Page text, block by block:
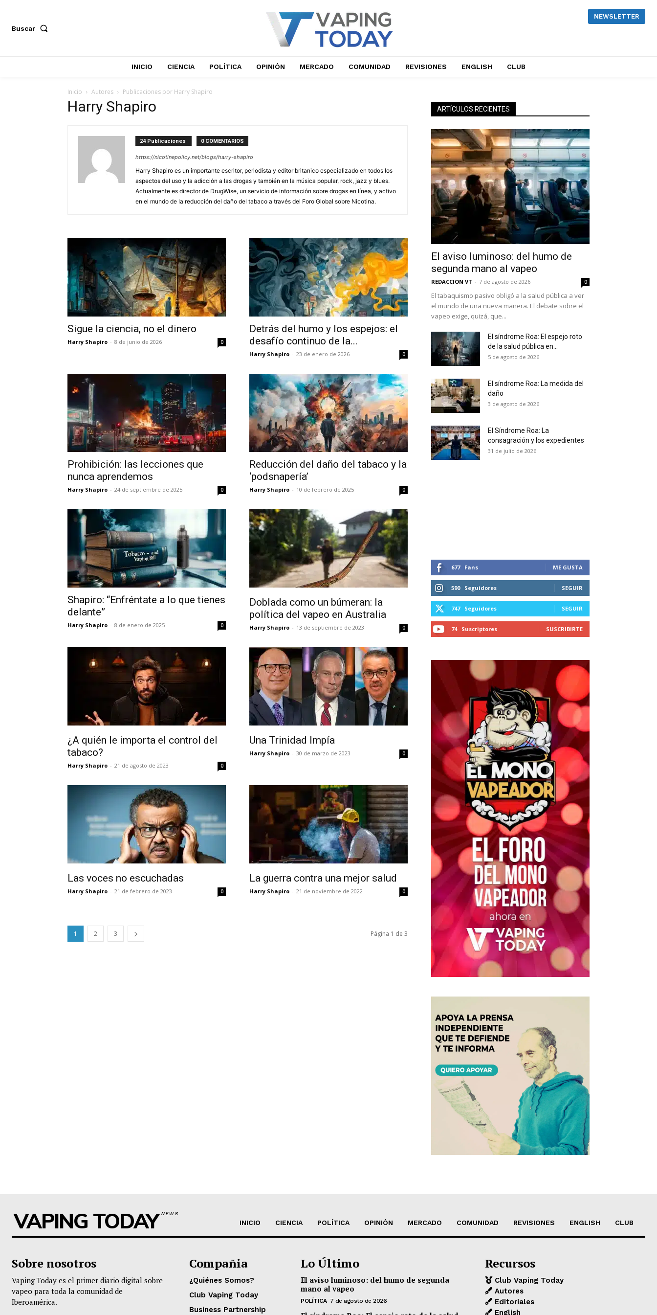
No te pierdas de las últimas
noticias
Suscríbete a nuestro boletín diario y recibe todas las
noticias del vapeo y la reducción de daños en tu correo
electrónico.
Subscribe to our daily clipping and receive all the news
of vaping and tobacco harm reduction in your email.
Buscar
NEWSLETTER
INICIO CIENCIA POLÍTICA OPINIÓN MERCADO COMUNIDAD REVISIONES ENGLISH CLUB
Inicio Autores Publicaciones por Harry Shapiro
Harry Shapiro
24 Publicaciones 0 COMENTARIOS
https://nicotinepolicy.net/blogs/harry-shapiro
Harry Shapiro es un importante escritor, periodista y editor britanico especializado en todos los
aspectos del uso y la adicción a las drogas y también en la música popular, rock, jazz y blues.
Actualmente es director de DrugWise, un servicio de información sobre drogas en línea, y activo
en el mundo de la reducción del daño del tabaco a través del Foro Global sobre Nicotina.
Sigue la ciencia, no el dinero
Harry Shapiro - 8 de junio de 2026 0
Detrás del humo y los espejos: el
desafío continuo de la...
Harry Shapiro - 23 de enero de 2026 0
Prohibición: las lecciones que
nunca aprendemos
Harry Shapiro - 24 de septiembre de 2025 0
Reducción del daño del tabaco y la
‘podsnapería’
Harry Shapiro - 10 de febrero de 2025 0
Shapiro: “Enfréntate a lo que tienes
delante”
Harry Shapiro - 8 de enero de 2025 0
Doblada como un búmeran: la
política del vapeo en Australia
Harry Shapiro - 13 de septiembre de 2023 0
¿A quién le importa el control del
tabaco?
Harry Shapiro - 21 de agosto de 2023 0
Una Trinidad Impía
Harry Shapiro - 30 de marzo de 2023 0
Las voces no escuchadas
Harry Shapiro - 21 de febrero de 2023 0
La guerra contra una mejor salud
Harry Shapiro - 21 de noviembre de 2022 0
1 2 3 Página 1 de 3
ARTÍCULOS RECIENTES
El aviso luminoso: del humo de
segunda mano al vapeo
REDACCION VT - 7 de agosto de 2026 0
El tabaquismo pasivo obligó a la salud pública a ver
el mundo de una nueva manera. El debate sobre el
vapeo exige, quizá, que...
El síndrome Roa: El espejo roto
de la salud pública en...
5 de agosto de 2026
El síndrome Roa: La medida del
daño
3 de agosto de 2026
El Síndrome Roa: La
consagración y los expedientes
31 de julio de 2026
677 Fans ME GUSTA
590 Seguidores SEGUIR
747 Seguidores SEGUIR
74 Suscriptores SUSCRIBIRTE
VAPING TODAYNEWS
INICIO CIENCIA POLÍTICA OPINIÓN MERCADO COMUNIDAD REVISIONES ENGLISH CLUB
Sobre nosotros
Vaping Today es el primer diario digital sobre
vapeo para toda la comunidad de
Iberoamérica.
Compañia
¿Quiénes Somos?
Club Vaping Today
Business Partnership
Lo Último
El aviso luminoso: del humo de segunda
mano al vapeo
POLÍTICA 7 de agosto de 2026
Recursos
Club Vaping Today
Autores
Editoriales
English